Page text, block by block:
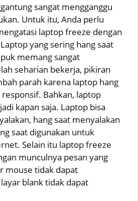
sangat mengganggu
Untuk itu, Anda perlu
laptop freeze dengan
yang sering hang saat
memang sangat
seharian bekerja, pikiran
parah karena laptop hang
Bahkan, laptop
kapan saja. Laptop bisa
hang saat menyalakan
saat digunakan untuk
Selain itu laptop freeze
munculnya pesan yang
mouse tidak dapat
blank tidak dapat